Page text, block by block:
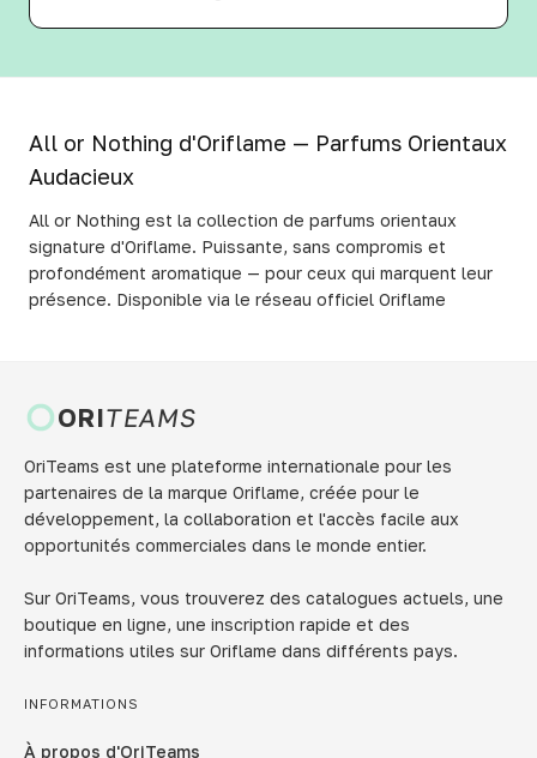
All or Nothing d'Oriflame — Parfums Orientaux
Audacieux
All or Nothing est la collection de parfums orientaux
signature d'Oriflame. Puissante, sans compromis et
profondément aromatique — pour ceux qui marquent leur
présence. Disponible via le réseau officiel Oriflame
ORITEAMS
OriTeams est une plateforme internationale pour les
partenaires de la marque Oriflame, créée pour le
développement, la collaboration et l'accès facile aux
opportunités commerciales dans le monde entier.
Sur OriTeams, vous trouverez des catalogues actuels, une
boutique en ligne, une inscription rapide et des
informations utiles sur Oriflame dans différents pays.
INFORMATIONS
À propos d'OriTeams